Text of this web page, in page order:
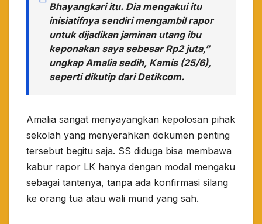
Bhayangkari itu. Dia mengakui itu
inisiatifnya sendiri mengambil rapor
untuk dijadikan jaminan utang ibu
keponakan saya sebesar Rp2 juta,”
ungkap Amalia sedih, Kamis (25/6),
seperti dikutip dariDetikcom.
​Amalia sangat menyayangkan kepolosan pihak
sekolah yang menyerahkan dokumen penting
tersebut begitu saja. SS diduga bisa membawa
kabur rapor LK hanya dengan modal mengaku
sebagai tantenya, tanpa ada konfirmasi silang
ke orang tua atau wali murid yang sah.